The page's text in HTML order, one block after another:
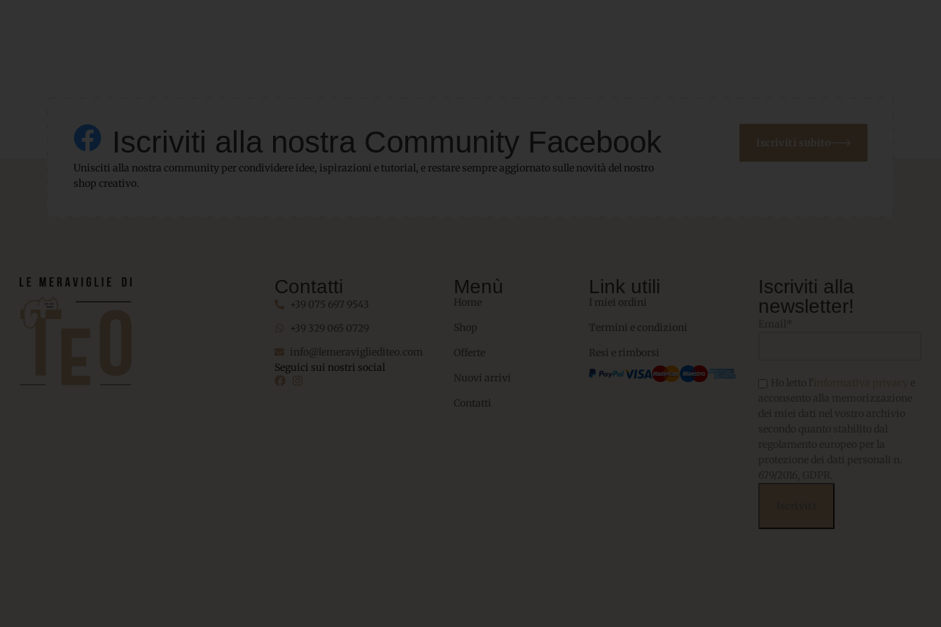
Iscriviti alla nostra Community Facebook
Unisciti alla nostra community per condividere idee, ispirazioni e tutorial, e restare sempre aggiornato sulle novità del nostro
shop creativo.
Iscriviti subito
Contatti
+39 075 697 9543
+39 329 065 0729
info@lemeravigliediteo.com
Seguici sui nostri social
Menù
Home
Shop
Offerte
Nuovi arrivi
Contatti
Link utili
I miei ordini
Termini e condizioni
Resi e rimborsi
Iscriviti alla
newsletter!